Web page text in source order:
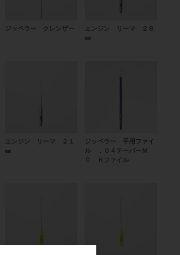
ジッペラー クレンザー
エンジン リーマ ２８
㎜
エンジン リーマ ２１
㎜
ジッペラー 手用ファイ
ル ．０４テーパーＭ
Ｃ Ｈファイル